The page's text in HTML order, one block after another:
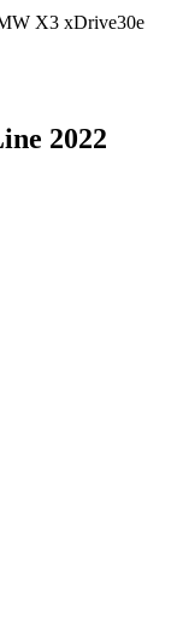
X3 xDrive30e
2022